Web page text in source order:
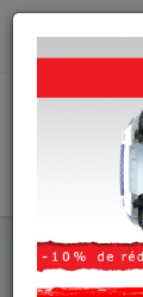
Cache Sous
Cache